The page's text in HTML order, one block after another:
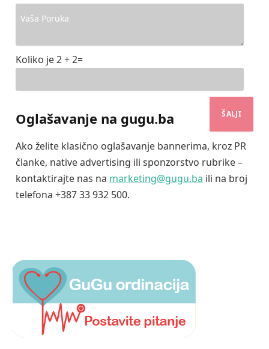
Koliko je 2 + 2=
Oglašavanje na gugu.ba
Ako želite klasično oglašavanje bannerima, kroz PR
članke, native advertising ili sponzorstvo rubrike –
kontaktirajte nas na marketing@gugu.ba ili na broj
telefona +387 33 932 500.